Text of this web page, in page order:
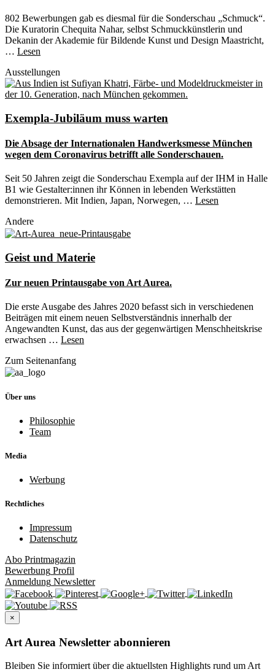
802 Bewerbungen gab es diesmal für die Sonderschau „Schmuck“.
Die Kuratorin Chequita Nahar, selbst Schmuckkünstlerin und
Dekanin der Akademie für Bildende Kunst und Design Maastricht,
… Lesen
Ausstellungen
Exempla-Jubiläum muss warten
Die Absage der Internationalen Handwerksmesse München
wegen dem Coronavirus betrifft alle Sonderschauen.
Seit 50 Jahren zeigt die Sonderschau Exempla auf der IHM in Halle
B1 wie Gestalter:innen ihr Können in lebenden Werkstätten
demonstrieren. Mit Indien, Japan, Norwegen, … Lesen
Andere
Geist und Materie
Zur neuen Printausgabe von Art Aurea.
Die erste Ausgabe des Jahres 2020 befasst sich in verschiedenen
Beiträgen mit einem neuen Selbstverständnis innerhalb der
Angewandten Kunst, das aus der gegenwärtigen Menschheitskrise
erwachsen … Lesen
Zum Seitenanfang
Über uns
Philosophie
Team
Media
Werbung
Rechtliches
Impressum
Datenschutz
Abo Printmagazin
Bewerbung Profil
Anmeldung Newsletter
×
Art Aurea Newsletter abonnieren
Bleiben Sie informiert über die aktuellsten Highlights rund um Art